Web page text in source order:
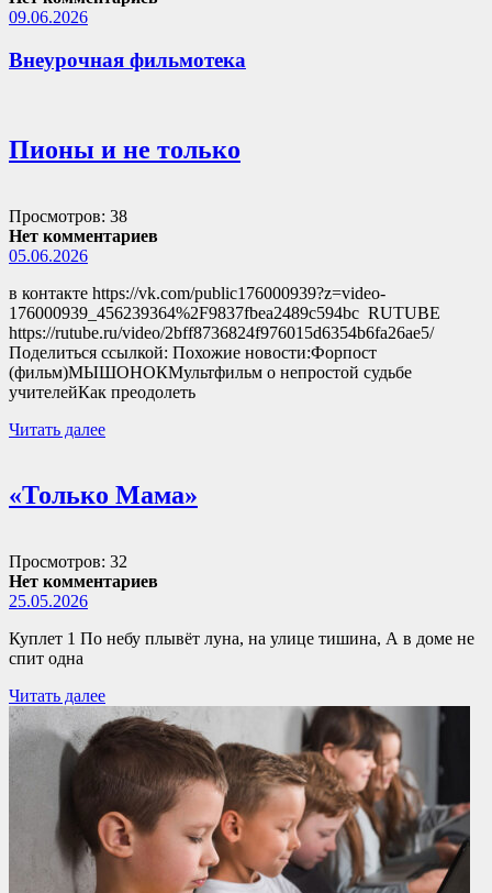
09.06.2026
Внеурочная фильмотека
Пионы и не только
Просмотров: 38
Нет комментариев
05.06.2026
в контакте https://vk.com/public176000939?z=video-
176000939_456239364%2F9837fbea2489c594bc RUTUBE
https://rutube.ru/video/2bff8736824f976015d6354b6fa26ae5/
Поделиться ссылкой: Похожие новости:Форпост
(фильм)МЫШОНОКМультфильм о непростой судьбе
учителейКак преодолеть
Читать далее
«Только Мама»
Просмотров: 32
Нет комментариев
25.05.2026
Куплет 1 По небу плывёт луна, на улице тишина, А в доме не
спит одна
Читать далее